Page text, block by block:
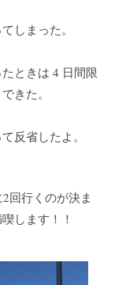
しまった。
ときは 4 日間限
きた。
反省したよ。
回行くのが決ま
します！！